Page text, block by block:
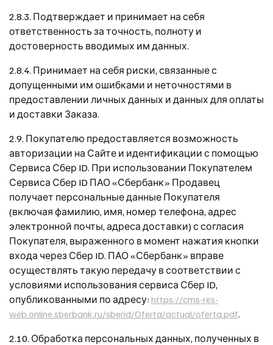
2.8.3. Подтверждает и принимает на себя
ответственность за точность, полноту и
достоверность вводимых им данных.
2.8.4. Принимает на себя риски, связанные с
допущенными им ошибками и неточностями в
предоставлении личных данных и данных для оплаты
и доставки Заказа.
2.9. Покупателю предоставляется возможность
авторизации на Сайте и идентификации с помощью
Сервиса Сбер ID. При использовании Покупателем
Сервиса Сбер ID ПАО «Сбербанк» Продавец
получает персональные данные Покупателя
(включая фамилию, имя, номер телефона, адрес
электронной почты, адреса доставки) с согласия
Покупателя, выраженного в момент нажатия кнопки
входа через Сбер ID. ПАО «Сбербанк» вправе
осуществлять такую передачу в соответствии с
условиями использования сервиса Сбер ID,
опубликованными по адресу: https://cms-res-
web.online.sberbank.ru/sberid/Oferta/actual/oferta.pdf.
2.10. Обработка персональных данных, полученных в